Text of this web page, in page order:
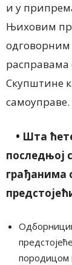
и у
Њиховим
Скупштине
самоуправе.
• Шта
последњој
грађанима
породицом